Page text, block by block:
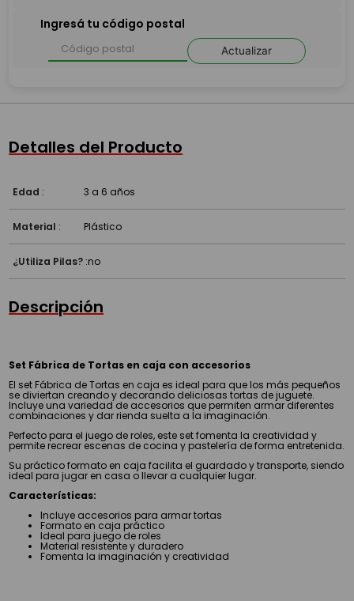
Ingresá tu código postal
Actualizar
Detalles del Producto
Edad : 3 a 6 años
Material : Plástico
¿Utiliza Pilas? :no
Descripción
Set Fábrica de Tortas en caja con accesorios
El set Fábrica de Tortas en caja es ideal para que los más pequeños
se diviertan creando y decorando deliciosas tortas de juguete.
Incluye una variedad de accesorios que permiten armar diferentes
combinaciones y dar rienda suelta a la imaginación.
Perfecto para el juego de roles, este set fomenta la creatividad y
permite recrear escenas de cocina y pastelería de forma entretenida.
Su práctico formato en caja facilita el guardado y transporte, siendo
ideal para jugar en casa o llevar a cualquier lugar.
Características:
Incluye accesorios para armar tortas
Formato en caja práctico
Ideal para juego de roles
Material resistente y duradero
Fomenta la imaginación y creatividad